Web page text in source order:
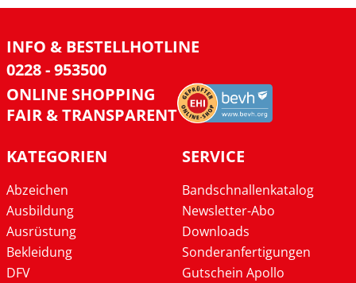
INFO & BESTELLHOTLINE
0228 - 953500
ONLINE SHOPPING
FAIR & TRANSPARENT
KATEGORIEN
Abzeichen
Ausbildung
Ausrüstung
Bekleidung
DFV
SERVICE
Bandschnallenkatalog
Newsletter-Abo
Downloads
Sonderanfertigungen
Gutschein Apollo